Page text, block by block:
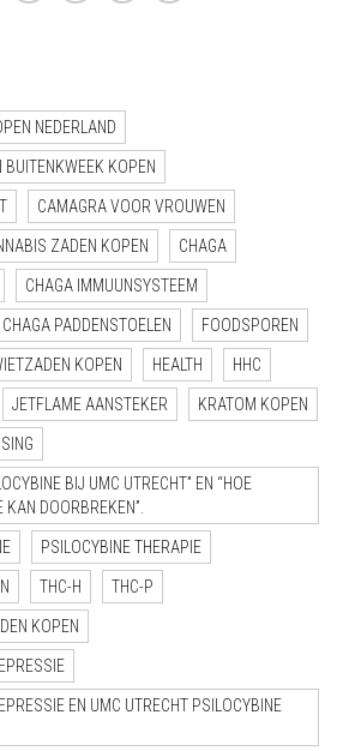
NEDERLAND
KOPEN
CAMAGRA VOOR VROUWEN
ZADEN KOPEN CHAGA
CHAGA IMMUUNSYSTEEM
CHAGA PADDENSTOELEN FOODSPOREN
KOPEN HEALTH HHC
JETFLAME AANSTEKER KRATOM KOPEN
BIJ UMC UTRECHT” EN “HOE
DOORBREKEN”.
PSILOCYBINE THERAPIE
THC-H THC-P
KOPEN
EN UMC UTRECHT PSILOCYBINE